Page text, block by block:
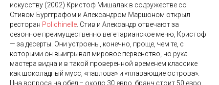
искусству (2002) Кристоф Мишалак в содружестве со
Стивом Бургграфом и Александром Маршоном открыл
ресторан Polichinelle . Стив и Александр отвечают за
сезонное преимущественно вегетарианское меню, Кристоф
— за десерты. Они устроены, конечно, проще, чем те, с
которыми он выигрывал мировое первенство, но рука
мастера видна и в такой проверенной временем классике
как шоколадный мусс, «павлова» и «плавающие острова».
Цна вопроса на обед – около 30 евро, бранч стоит 50 евро.